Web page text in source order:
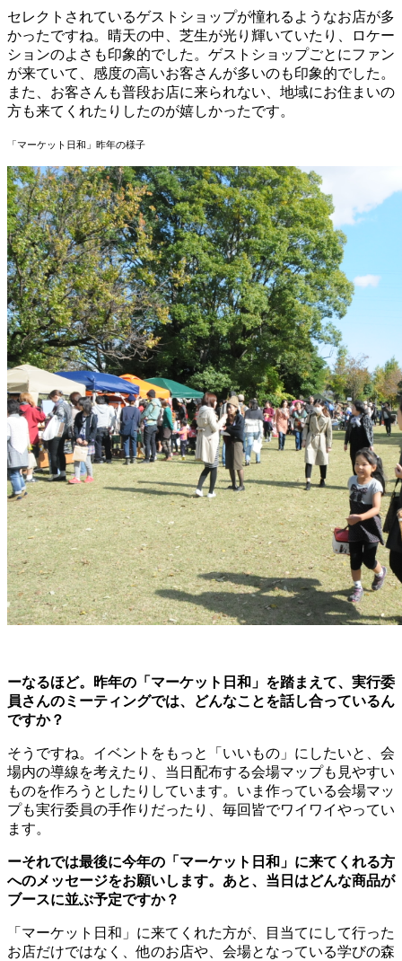
セレクトされているゲストショップが憧れるようなお店が多
かったですね。晴天の中、芝生が光り輝いていたり、ロケー
ションのよさも印象的でした。ゲストショップごとにファン
が来ていて、感度の高いお客さんが多いのも印象的でした。
また、お客さんも普段お店に来られない、地域にお住まいの
方も来てくれたりしたのが嬉しかったです。
「マーケット日和」昨年の様子
ーなるほど。昨年の「マーケット日和」を踏まえて、実行委
員さんのミーティングでは、どんなことを話し合っているん
ですか？
そうですね。イベントをもっと「いいもの」にしたいと、会
場内の導線を考えたり、当日配布する会場マップも見やすい
ものを作ろうとしたりしています。いま作っている会場マッ
プも実行委員の手作りだったり、毎回皆でワイワイやってい
ます。
ーそれでは最後に今年の「マーケット日和」に来てくれる方
へのメッセージをお願いします。あと、当日はどんな商品が
ブースに並ぶ予定ですか？
「マーケット日和」に来てくれた方が、目当てにして行った
お店だけではなく、他のお店や、会場となっている学びの森